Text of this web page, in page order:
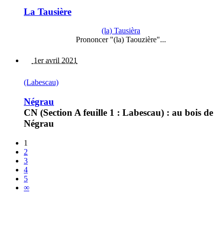
La Tausière
(la) Tausièra
Prononcer "(la) Taouzière"...
1er avril 2021
(Labescau)
Négrau
CN (Section A feuille 1 : Labescau) : au bois de
Négrau
1
2
3
4
5
∞